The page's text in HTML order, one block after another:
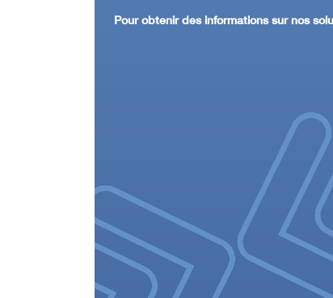
Pour obtenir des informations sur nos